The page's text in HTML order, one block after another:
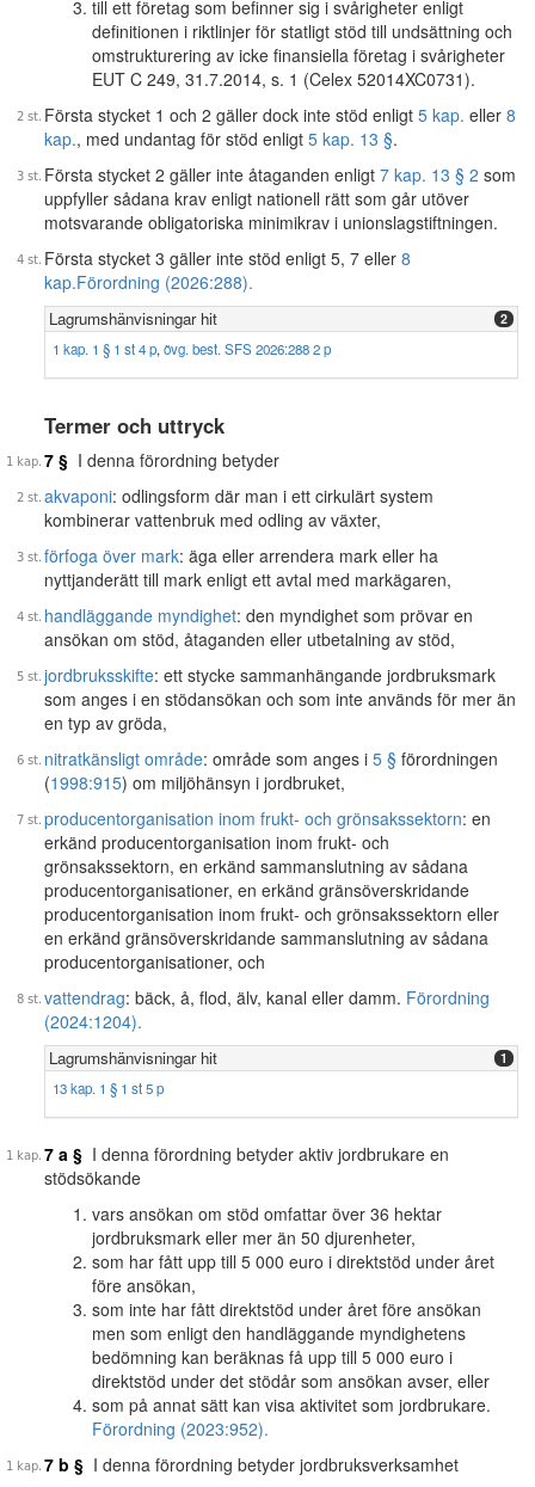
till ett företag som befinner sig i svårigheter enligt
definitionen i riktlinjer för statligt stöd till undsättning och
omstrukturering av icke finansiella företag i svårigheter
EUT C 249, 31.7.2014, s. 1 (Celex 52014XC0731).
Första stycket 1 och 2 gäller dock inte stöd enligt 5 kap. eller 8
kap., med undantag för stöd enligt 5 kap. 13 §.
Första stycket 2 gäller inte åtaganden enligt 7 kap. 13 § 2 som
uppfyller sådana krav enligt nationell rätt som går utöver
motsvarande obligatoriska minimikrav i unionslagstiftningen.
Första stycket 3 gäller inte stöd enligt 5, 7 eller 8
kap.Förordning (2026:288).
Lagrumshänvisningar hit 2
1 kap. 1 § 1 st 4 p, övg. best. SFS 2026:288 2 p
Termer och uttryck
7 § I denna förordning betyder
akvaponi: odlingsform där man i ett cirkulärt system
kombinerar vattenbruk med odling av växter,
förfoga över mark: äga eller arrendera mark eller ha
nyttjanderätt till mark enligt ett avtal med markägaren,
handläggande myndighet: den myndighet som prövar en
ansökan om stöd, åtaganden eller utbetalning av stöd,
jordbruksskifte: ett stycke sammanhängande jordbruksmark
som anges i en stödansökan och som inte används för mer än
en typ av gröda,
nitratkänsligt område: område som anges i 5 § förordningen
(1998:915) om miljöhänsyn i jordbruket,
producentorganisation inom frukt- och grönsakssektorn: en
erkänd producentorganisation inom frukt- och
grönsakssektorn, en erkänd sammanslutning av sådana
producentorganisationer, en erkänd gränsöverskridande
producentorganisation inom frukt- och grönsakssektorn eller
en erkänd gränsöverskridande sammanslutning av sådana
producentorganisationer, och
vattendrag: bäck, å, flod, älv, kanal eller damm. Förordning
(2024:1204).
Lagrumshänvisningar hit 1
13 kap. 1 § 1 st 5 p
7 a § I denna förordning betyder aktiv jordbrukare en
stödsökande
vars ansökan om stöd omfattar över 36 hektar
jordbruksmark eller mer än 50 djurenheter,
som har fått upp till 5 000 euro i direktstöd under året
före ansökan,
som inte har fått direktstöd under året före ansökan
men som enligt den handläggande myndighetens
bedömning kan beräknas få upp till 5 000 euro i
direktstöd under det stödår som ansökan avser, eller
som på annat sätt kan visa aktivitet som jordbrukare.
Förordning (2023:952).
7 b § I denna förordning betyder jordbruksverksamhet